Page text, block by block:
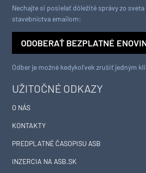
UŽITOČNÉ ODKAZY
O NÁS
KONTAKTY
PREDPLATNÉ ČASOPISU ASB
INZERCIA NA ASB.SK
Nechajte si posielať dôležité správy zo
stavebníctva emailom:
ODOBERAŤ BEZPLATNÉ
Odber je možné kedykoľvek zrušiť jedným